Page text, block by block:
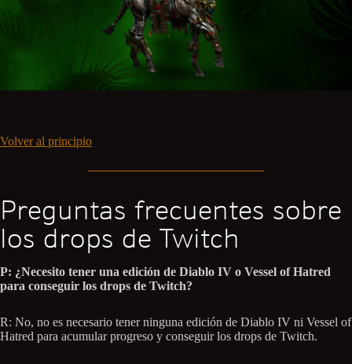
Volver al principio
Preguntas frecuentes sobre
los drops de Twitch
P: ¿Necesito tener una edición de Diablo IV o Vessel of Hatred
para conseguir los drops de Twitch?
R: No, no es necesario tener ninguna edición de Diablo IV ni Vessel of
Hatred para acumular progreso y conseguir los drops de Twitch.